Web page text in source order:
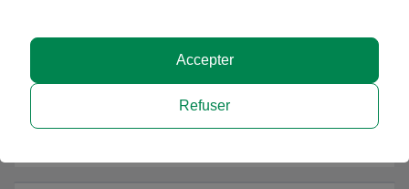
LYON VAISE
HORAIRES D'AUJOURD'HUI
Refuser
Accepter